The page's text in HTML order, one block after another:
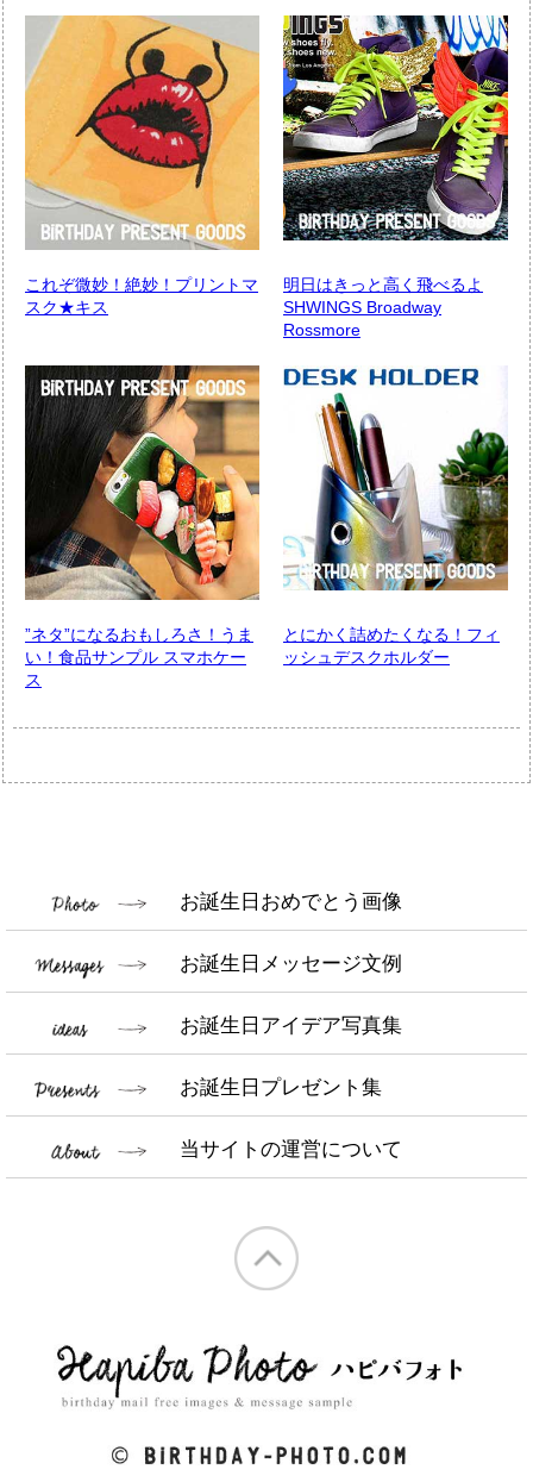
これぞ微妙！絶妙！プリントマ
スク★キス
明日はきっと高く飛べるよ
SHWINGS Broadway
Rossmore
”ネタ”になるおもしろさ！うま
い！食品サンプル スマホケー
ス
とにかく詰めたくなる！フィ
ッシュデスクホルダー
お誕生日おめでとう画像
お誕生日メッセージ文例
お誕生日アイデア写真集
お誕生日プレゼント集
当サイトの運営について